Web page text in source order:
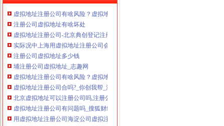
注册公司虚拟地址有啥坏处
虚拟地址注册公司-北京典创登记注册代理事务所
实际况中上海用虚拟地址注册公司会有什么麻烦？_百度知道
注册公司虚拟地址多少钱
埔注册公司虚拟地址_志趣网
虚拟地址注册公司有啥风险？虚拟地址注册公司优势_搜狐财经_搜狐网
虚拟地址注册公司合吗?_你创我帮_温州金点_新浪博客
北京虚拟地址可以注册公司吗,注册公司*办,虚拟地址注册公司-北京
虚拟地址注册公司有问题吗_搜狐财经_搜狐网
用虚拟地址注册公司海淀公司虚拟注册地址包年检-中国贸易网
用虚拟地址注册公司海淀公司虚拟注册地址包年检_志趣网